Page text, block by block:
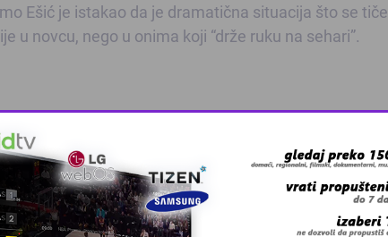
Ešić je istakao da je dramatična situacija što se tiče
u novcu, nego u onima koji “drže ruku na sehari”.
u tekstu?